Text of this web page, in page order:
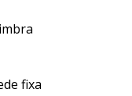
fixa